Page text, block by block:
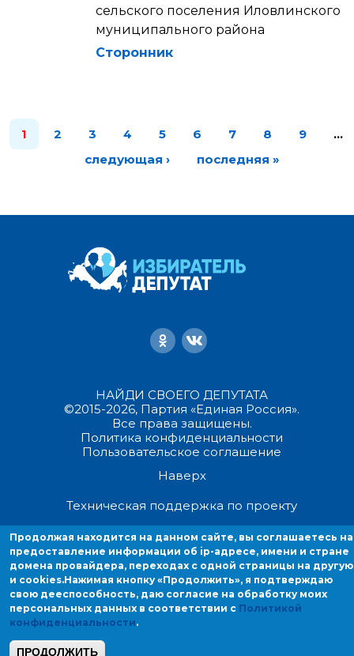
сельского поселения Иловлинского
муниципального района
Сторонник
1 2 3 4 5 6 7 8 9
…
следующая ›
последняя »
НАЙДИ СВОЕГО ДЕПУТАТА
©2015-2026, Партия «Единая Россия».
Все права защищены.
Политика конфиденциальности
Пользовательское соглашение
Наверх
Техническая поддержка по проекту
Продолжая находиться на данном сайте, вы соглашаетесь на
предоставление информации об ip-адресе, имени и стране домена
провайдера, переходах с одной страницы на другую и cookies.
Продолжая находится на данном сайте, вы соглашаетесь на
предоставление информации об ip-адресе, имени и стране
домена провайдера, переходах с одной страницы на другую
и cookies.Нажимая кнопку «Продолжить», я подтверждаю
свою дееспособность, даю согласие на обработку моих
персональных данных в соответствии с Политикой
конфиденциальности.
ПРОДОЛЖИТЬ